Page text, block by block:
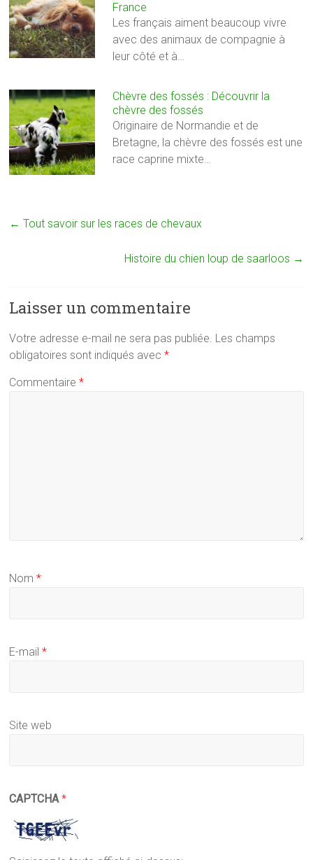
France
Les français aiment beaucoup vivre
avec des animaux de compagnie à
leur côté et à…
Chèvre des fossés : Découvrir la
chèvre des fossés
Originaire de Normandie et de
Bretagne, la chèvre des fossés est une
race caprine mixte…
← Tout savoir sur les races de chevaux
Histoire du chien loup de saarloos →
Laisser un commentaire
Votre adresse e-mail ne sera pas publiée. Les champs
obligatoires sont indiqués avec*
Commentaire*
Nom*
E-mail*
Site web
CAPTCHA*